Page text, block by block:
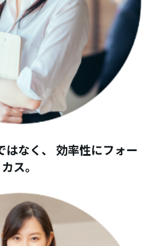
はなく、 効率性にフォー
カス。